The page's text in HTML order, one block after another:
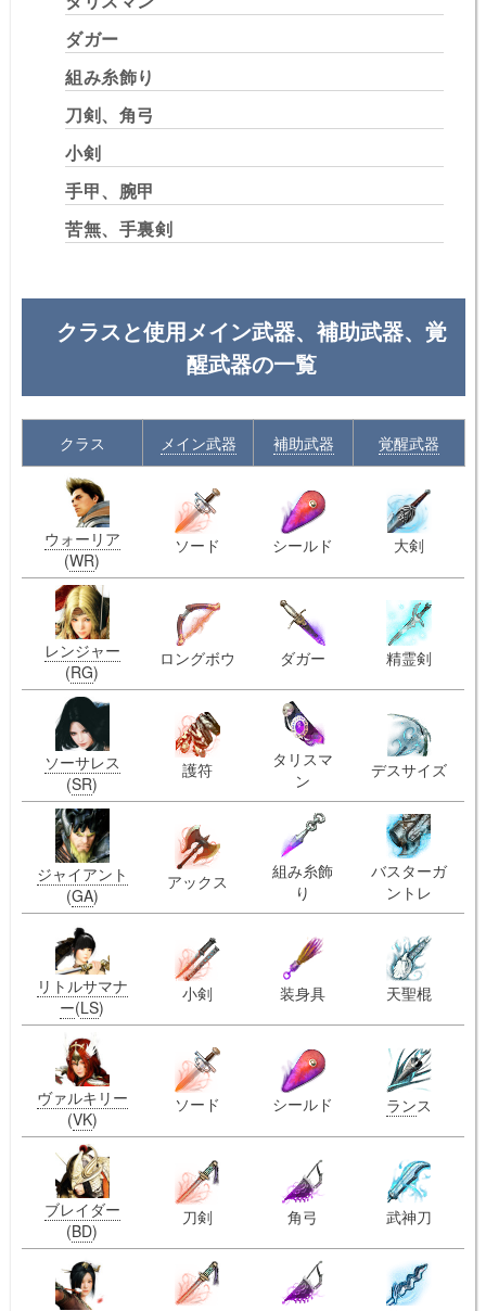
ダガー
組み糸飾り
刀剣、角弓
小剣
手甲、腕甲
苦無、手裏剣
クラスと使用メイン武器、補助武器、覚
醒武器の一覧
クラス メイン武器 補助武器 覚醒武器
ウォーリア
(WR)
ソード シールド 大剣
レンジャー
(RG)
ロングボウ ダガー 精霊剣
ソーサレス
(SR)
護符
タリスマ
ン
デスサイズ
ジャイアント
(GA)
アックス
組み糸飾
り
バスターガ
ントレ
リトルサマナ
ー(LS)
小剣 装身具 天聖棍
ヴァルキリー
(VK)
ソード シールド ランス
ブレイダー
(BD)
刀剣 角弓 武神刀